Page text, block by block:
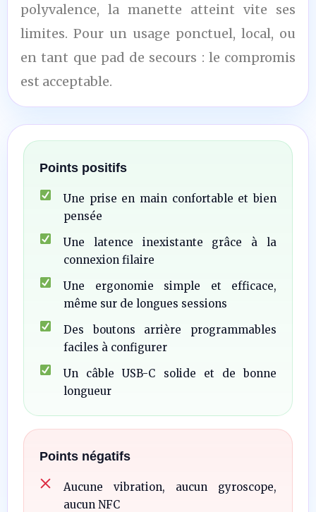
polyvalence, la manette atteint vite ses
limites. Pour un usage ponctuel, local, ou
en tant que pad de secours : le compromis
est acceptable.
Points positifs
Une prise en main confortable et bien
pensée
Une latence inexistante grâce à la
connexion filaire
Une ergonomie simple et efficace,
même sur de longues sessions
Des boutons arrière programmables
faciles à configurer
Un câble USB-C solide et de bonne
longueur
Points négatifs
Aucune vibration, aucun gyroscope,
aucun NFC